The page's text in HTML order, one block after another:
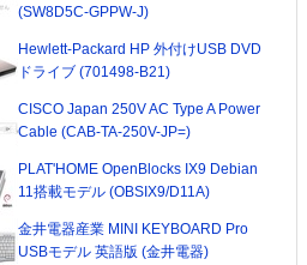
(SW8D5C-GPPW-J)
Hewlett-Packard HP 外付けUSB DVD
ドライブ (701498-B21)
CISCO Japan 250V AC Type A Power
Cable (CAB-TA-250V-JP=)
PLAT'HOME OpenBlocks IX9 Debian
11搭載モデル (OBSIX9/D11A)
金井電器産業 MINI KEYBOARD Pro
USBモデル 英語版 (金井電器)